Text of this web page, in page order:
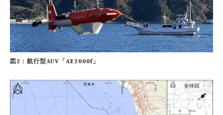
図2：航行型AUV「AE2000f」